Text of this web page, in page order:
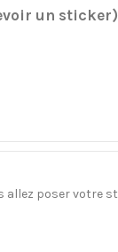
un sticker)
allez poser votre